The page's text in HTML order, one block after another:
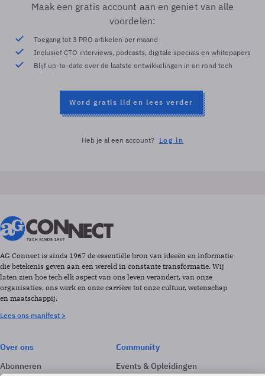
Maak een gratis account aan en geniet van alle
voordelen:
Toegang tot 3 PRO artikelen per maand
Inclusief CTO interviews, podcasts, digitale specials en whitepapers
Blijf up-to-date over de laatste ontwikkelingen in en rond tech
Word gratis lid en lees verder
Heb je al een account? Log in
AG Connect is sinds 1967 de essentiële bron van ideeën en informatie
die betekenis geven aan een wereld in constante transformatie. Wij
laten zien hoe tech elk aspect van ons leven verandert, van onze
organisaties, ons werk en onze carrière tot onze cultuur, wetenschap
en maatschappij.
Lees ons manifest >
Over ons
Abonneren
Community
Events & Opleidingen